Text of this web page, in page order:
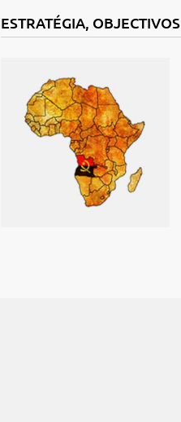
ESTRATÉGIA,